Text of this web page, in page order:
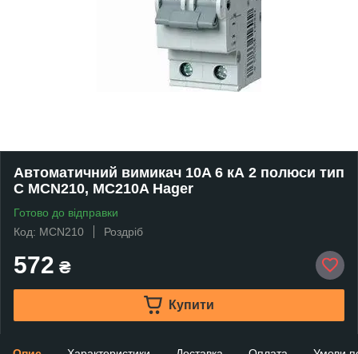
Автоматичний вимикач 10A 6 кА 2 полюси тип
C MCN210, MC210A Hager
Готово до відправки
Код: MCN210
Роздріб
572 ₴
Купити